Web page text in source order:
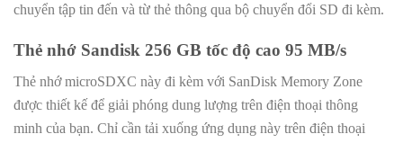
chuyển tập tin đến và từ thẻ thông qua bộ chuyển đổi SD đi kèm.
Thẻ nhớ Sandisk 256 GB tốc độ cao 95 MB/s
Thẻ nhớ microSDXC này đi kèm với SanDisk Memory Zone
được thiết kế để giải phóng dung lượng trên điện thoại thông
minh của bạn. Chỉ cần tải xuống ứng dụng này trên điện thoại